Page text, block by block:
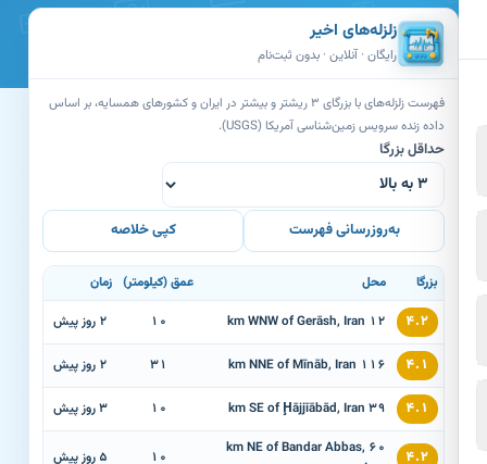
زلزله‌های اخیر
رایگان · آنلاین · بدون ثبت‌نام
فهرست زلزله‌های با بزرگای ۳ ریشتر و بیشتر در ایران و کشورهای همسایه، بر اساس
داده زنده سرویس زمین‌شناسی آمریکا (USGS).
حداقل بزرگا
به‌روزرسانی فهرست کپی خلاصه
عمق (کیلومتر) زمان
۴.۲ 12 km WNW of Gerāsh, Iran
۴.۱ 116 km NNE of Mīnāb, Iran
۴.۱ 39 km SE of Ḩājjīābād, Iran
۴.۲
60 km NE of Bandar Abbas,